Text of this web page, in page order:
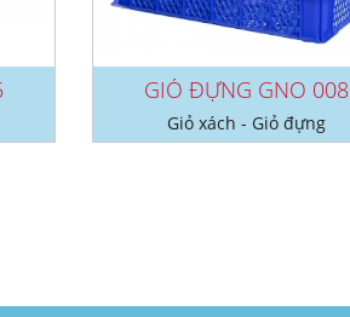
GIỎ ĐỰNG GNO 008
Giỏ xách - Giỏ đựng